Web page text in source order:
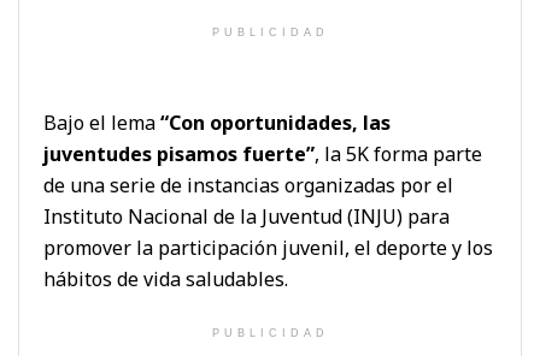
PUBLICIDAD
Bajo el lema“Con oportunidades, las
juventudes pisamos fuerte”, la 5K forma parte
de una serie de instancias organizadas por el
Instituto Nacional de la Juventud (INJU) para
promover la participación juvenil, el deporte y los
hábitos de vida saludables.
PUBLICIDAD